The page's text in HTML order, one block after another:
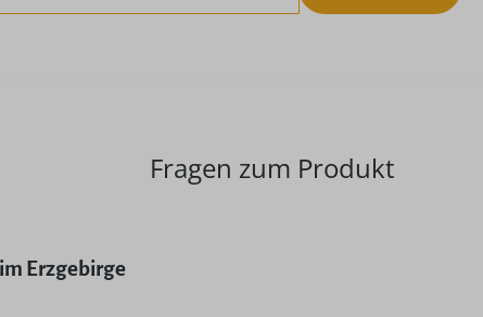
Fragen zum Produkt
Erzgebirge